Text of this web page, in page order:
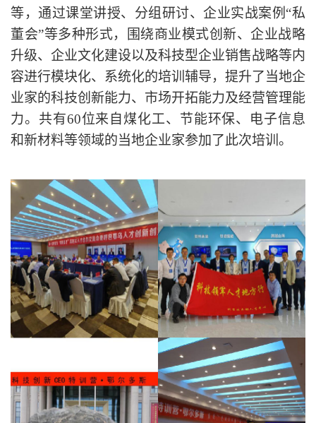
等，通过课堂讲授、分组研讨、企业实战案例 “私
董会”等多种形式，围绕商业模式创新、企业战略
升级、企业文化建设以及科技型企业销售战略等内
容进行模块化、系统化的培训辅导，提升了当地企
业家的科技创新能力、市场开拓能力及经营管理能
力。共有60位来自煤化工、节能环保、电子信息
和新材料等领域的当地企业家参加了此次培训。